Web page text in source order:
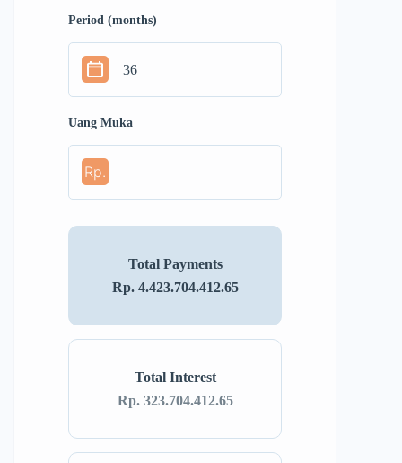
Period (months)
Uang Muka
Rp.
Total Interest
Rp. 323.704.412.65
Total Payments
Rp. 4.423.704.412.65